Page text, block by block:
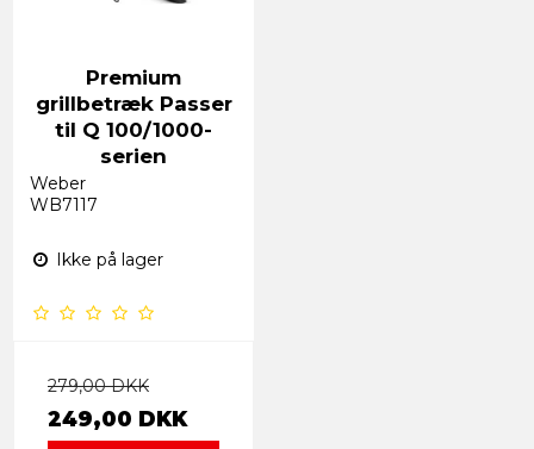
Premium
grillbetræk Passer
til Q 100/1000-
serien
Weber
WB7117
Ikke på lager
279,00 DKK
249,00 DKK